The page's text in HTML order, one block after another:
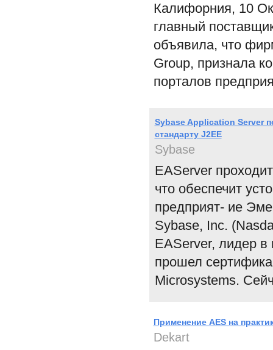
Калифорния, 10
главный
объявила, что
Group, признала
порталов
Sybase Application Server
стандарту J2EE
Sybase
EAServer
что обеспечит
предприят- ие
Sybase, Inc.
EAServer, лидер в
прошел
Microsystems.
Применение AES на
Dekart